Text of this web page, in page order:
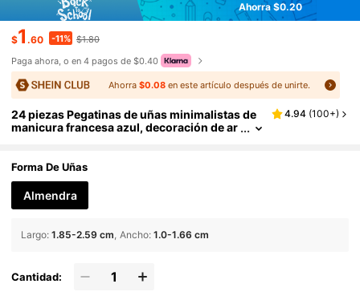
Ahorra $0.20
$1 .60 -11% $1.80
Paga ahora, o en 4 pagos de $0.40
Ahorra$0.08 en este artículo después de unirte.
24 piezas Pegatinas de uñas minimalistas de
manicura francesa azul, decoración de ar
as, suministros para uñas
4.94 (100+)
Forma De Uñas
Almendra
Largo: 1.85-2.59 cm Ancho: 1.0-1.66 cm
Cantidad: